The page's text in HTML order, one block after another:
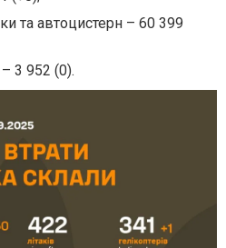
та автоцистерн – 60 399
– 3 952 (0).